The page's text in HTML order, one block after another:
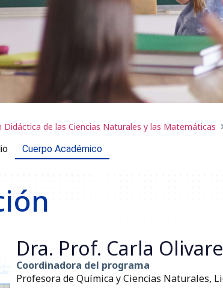
Didáctica de las Ciencias Naturales y las Matemáticas
Cuerpo Académico
Dra. Prof. Carla
Coordinadora del programa
Profesora de Química y Ciencias Naturales,